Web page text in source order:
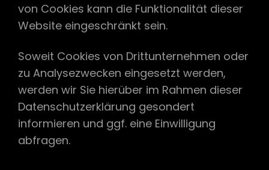
von Cookies kann die Funktionalität dieser
Website eingeschränkt sein.
Soweit Cookies von Drittunternehmen oder
zu Analysezwecken eingesetzt werden,
werden wir Sie hierüber im Rahmen dieser
Datenschutzerklärung gesondert
informieren und ggf. eine Einwilligung
abfragen.